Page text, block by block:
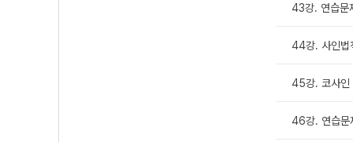
43강. 연습문
44강. 사인법
45강. 코사인
46강. 연습문